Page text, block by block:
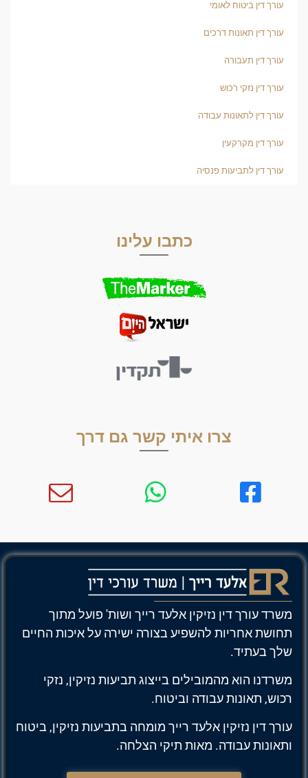
עורך דין ביטוח לאומי
עורך דין תאונות דרכים
עורך דין תעבורה
עורך דין נזקי רכוש
עורך דין לתאונות עבודה
עורך דין מקרקעין
עורך דין לתביעות פנסיה
כתבו עלינו
צרו איתי קשר גם דרך
משרד עורך דין נזיקין אלעד רייך ושות' פועל מתוך
תחושת אחריות להשפיע בצורה ישירה על איכות החיים
שלך בעתיד.
משרדנו הוא מהמובילים בייצוג תביעות נזיקין, נזקי
רכוש, תאונות עבודה וביטוח.
עורך דין נזיקין אלעד רייך מומחה בתביעות נזיקין, ביטוח
ותאונות עבודה. מאות תיקי הצלחה.